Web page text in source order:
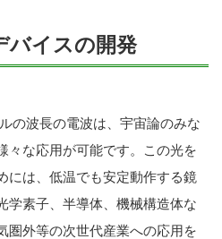
バイスの開発
の波長の電波は、宇宙論のみな
々な応用が可能です。この光を
には、低温でも安定動作する鏡
学素子、半導体、機械構造体な
圏外等の次世代産業への応用を